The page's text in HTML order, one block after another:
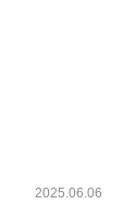
2025.06.06